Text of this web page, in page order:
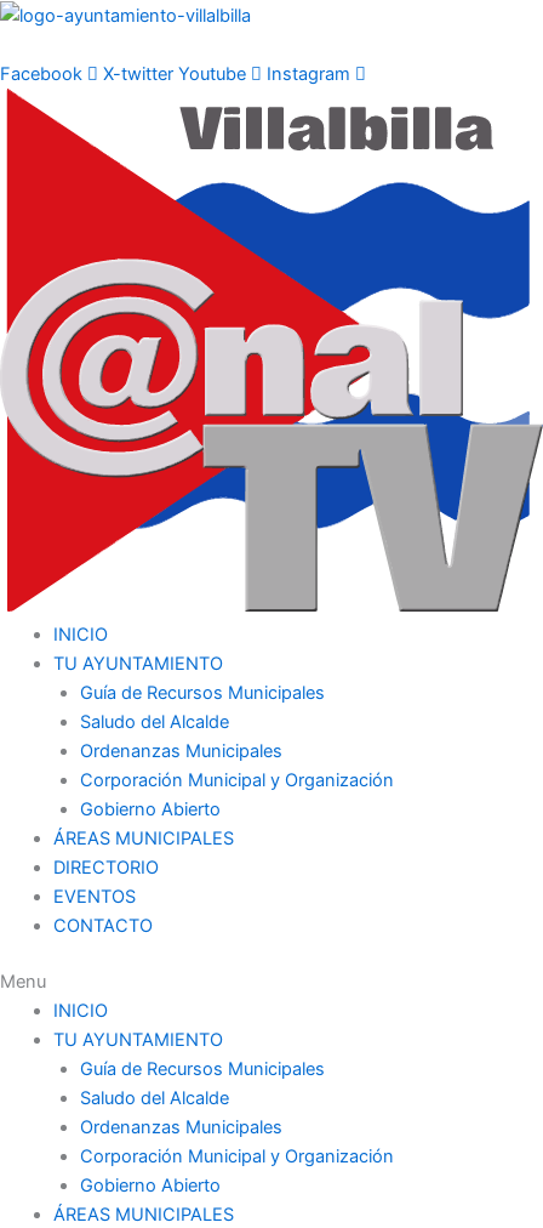
Ir
contenido
Facebook X-twitter Youtube Instagram
INICIO
TU AYUNTAMIENTO
Guía de Recursos Municipales
Saludo del Alcalde
Ordenanzas Municipales
Corporación Municipal y Organización
Gobierno Abierto
ÁREAS MUNICIPALES
DIRECTORIO
EVENTOS
CONTACTO
Menu
INICIO
TU AYUNTAMIENTO
Guía de Recursos Municipales
Saludo del Alcalde
Ordenanzas Municipales
Corporación Municipal y Organización
Gobierno Abierto
ÁREAS MUNICIPALES